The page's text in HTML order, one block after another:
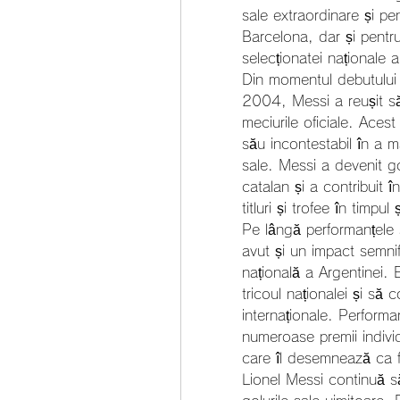
sale extraordinare și
Barcelona, dar și
selecționatei naționale
Din momentul
2004, Messi a reușit
meciurile oficiale.
său incontestabil în a
sale. Messi a devenit
catalan și a contribuit
titluri și trofee în timpul
Pe lângă
avut și un impact
națională a Argentinei.
tricoul naționalei și să
internaționale.
numeroase premii
care îl desemnează ca
Lionel Messi continuă